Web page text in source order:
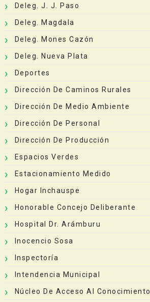
Deleg. J. J. Paso
Deleg. Magdala
Deleg. Mones Cazón
Deleg. Nueva Plata
Deportes
Dirección De Caminos Rurales
Dirección De Medio Ambiente
Dirección De Personal
Dirección De Producción
Espacios Verdes
Estacionamiento Medido
Hogar Inchauspe
Honorable Concejo Deliberante
Hospital Dr. Arámburu
Inocencio Sosa
Inspectoría
Intendencia Municipal
Núcleo De Acceso Al Conocimiento